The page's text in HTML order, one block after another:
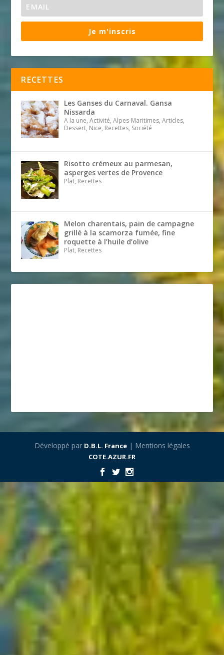
Je m'inscris
RECETTES
Les Ganses du Carnaval. Gansa
Nissarda
A la une, Activité, Alpes-Maritimes, Articles,
Dessert, Nice, Recettes, Société
Risotto crémeux au parmesan,
asperges vertes de Provence
Plat, Recettes
Melon charentais, pain de campagne
grillé à la scamorza fumée, fine
roquette à l’huile d’olive
Plat, Recettes
Développé par D.B.L. France| Mentions légales
COTE.AZUR.FR